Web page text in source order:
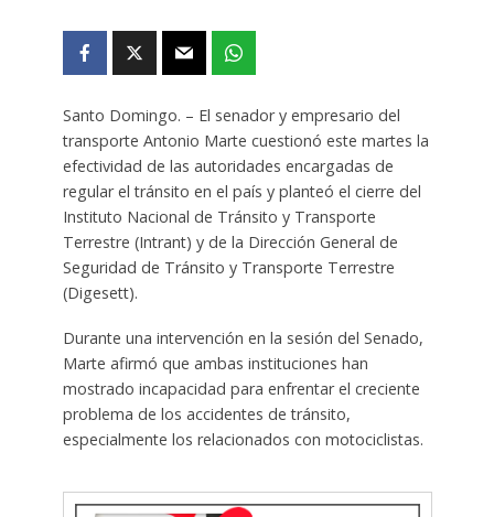
Santo Domingo. – El senador y empresario del
transporte Antonio Marte cuestionó este martes la
efectividad de las autoridades encargadas de
regular el tránsito en el país y planteó el cierre del
Instituto Nacional de Tránsito y Transporte
Terrestre (Intrant) y de la Dirección General de
Seguridad de Tránsito y Transporte Terrestre
(Digesett).
Durante una intervención en la sesión del Senado,
Marte afirmó que ambas instituciones han
mostrado incapacidad para enfrentar el creciente
problema de los accidentes de tránsito,
especialmente los relacionados con motociclistas.